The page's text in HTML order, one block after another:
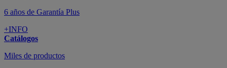
6 años de Garantía Plus
+INFO
Catálogos
Miles de productos